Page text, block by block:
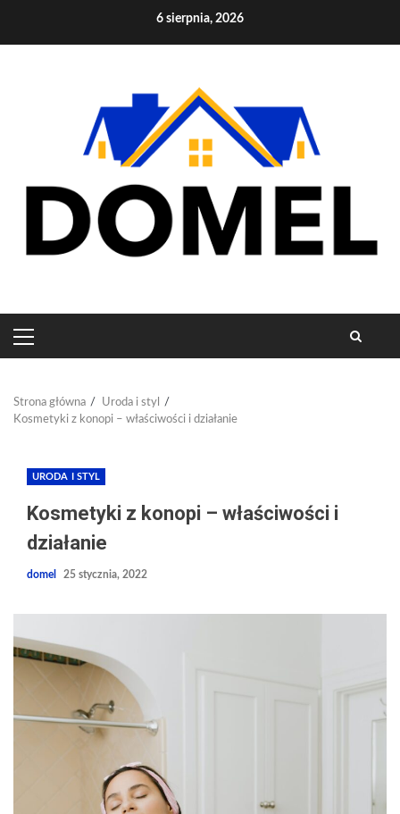
6 sierpnia, 2026
PRIMARY
MENU
Strona główna
Uroda i styl
Kosmetyki z konopi – właściwości i działanie
URODA I STYL
Kosmetyki z konopi – właściwości i
działanie
domel 25 stycznia, 2022